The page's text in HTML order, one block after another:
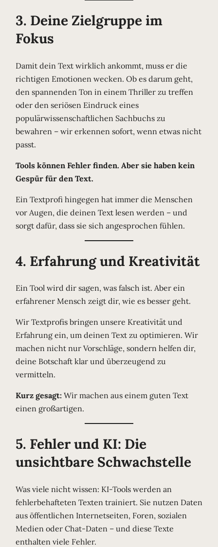
3. Deine Zielgruppe im
Fokus
Damit dein Text wirklich ankommt, muss er die
richtigen Emotionen wecken. Ob es darum geht,
den spannenden Ton in einem Thriller zu treffen
oder den seriösen Eindruck eines
populärwissenschaftlichen Sachbuchs zu
bewahren – wir erkennen sofort, wenn etwas nicht
passt.
Tools können Fehler finden. Aber sie haben kein
Gespür für den Text.
Ein Textprofi hingegen hat immer die Menschen
vor Augen, die deinen Text lesen werden – und
sorgt dafür, dass sie sich angesprochen fühlen.
4. Erfahrung und Kreativität
Ein Tool wird dir sagen, was falsch ist. Aber ein
erfahrener Mensch zeigt dir, wie es besser geht.
Wir Textprofis bringen unsere Kreativität und
Erfahrung ein, um deinen Text zu optimieren. Wir
machen nicht nur Vorschläge, sondern helfen dir,
deine Botschaft klar und überzeugend zu
vermitteln.
Kurz gesagt: Wir machen aus einem guten Text
einen großartigen.
5. Fehler und KI: Die
unsichtbare Schwachstelle
Was viele nicht wissen: KI-Tools werden an
fehlerbehafteten Texten trainiert. Sie nutzen Daten
aus öffentlichen Internetseiten, Foren, sozialen
Medien oder Chat-Daten – und diese Texte
enthalten viele Fehler.